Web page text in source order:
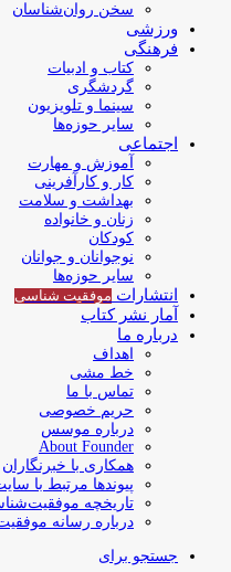
سخن روان‌شناسان
ورزشی
فرهنگی
کتاب و ادبیات
گردشگری
سینما و تلویزیون
سایر حوزه‌ها
اجتماعی
آموزش و مهارت
کار و کارآفرینی
بهداشت و سلامت
زنان و خانواده
کودکان
نوجوانان و جوانان
سایر حوزه‌ها
انتشارات موفقیت‌ شناسی
آمار نشر کتاب
درباره ما
اهداف
خط مشی
تماس با ما
حریم خصوصی
درباره موسس
About Founder
همکاری با خبرنگاران
پیوندها مرتبط با
تاریخچه
درباره رسانه
جستجو برای